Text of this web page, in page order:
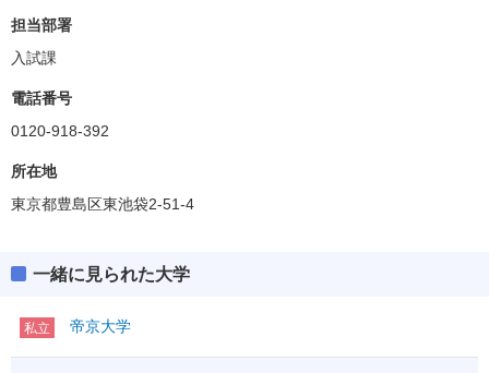
偏差値
健康医療スポーツ学部
偏差値
ヒューマンケア学部
偏差値
健康メディカル学部
偏差値 35.0～37.5(BF除く)
共創学部
担当部署
入試課
電話番号
0120-918-392
所在地
東京都豊島区東池袋2-51-4
一緒に見られた大学
私立 帝京大学